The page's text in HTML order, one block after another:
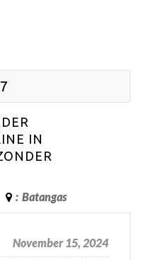
IN
: Batangas
November 15, 2024